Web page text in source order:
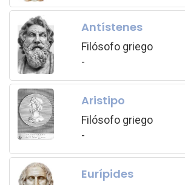
Antístenes
Filósofo griego
-
Aristipo
Filósofo griego
-
Eurípides